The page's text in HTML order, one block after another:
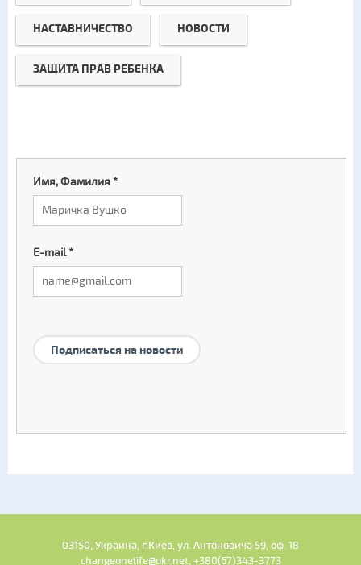
НАСТАВНИЧЕСТВО НОВОСТИ
ЗАЩИТА ПРАВ РЕБЕНКА
Имя, Фамилия *
E-mail*
Подписаться на новости
03150, Украина, г.Киев, ул. Антоновича 59, оф. 18
changeonelife@ukr.net, +380(67)343-3773